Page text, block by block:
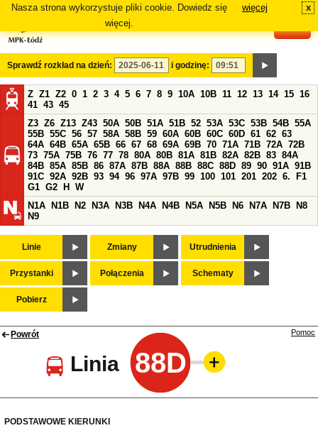
Nasza strona wykorzystuje pliki cookie. Dowiedz się
więcej.
więcej x
Sprawdź rozkład na dzień: i godzinę:
Z Z1 Z2 0 1 2 3 4 5 6 7 8 9 10A 10B 11 12 13 14 15 16
41 43 45
Z3 Z6 Z13 Z43 50A 50B 51A 51B 52 53A 53C 53B 54B 55A
55B 55C 56 57 58A 58B 59 60A 60B 60C 60D 61 62 63
64A 64B 65A 65B 66 67 68 69A 69B 70 71A 71B 72A 72B
73 75A 75B 76 77 78 80A 80B 81A 81B 82A 82B 83 84A
84B 85A 85B 86 87A 87B 88A 88B 88C 88D 89 90 91A 91B
91C 92A 92B 93 94 96 97A 97B 99 100 101 201 202 6.
F1
G1 G2 H
W
N1A
N1B N2 N3A N3B N4A N4B N5A N5B N6 N7A N7B
N8
N9
Linie Zmiany Utrudnienia
Przystanki Połączenia Schematy
Pobierz
Powrót
Linia 88D
Pomoc
PODSTAWOWE KIERUNKI